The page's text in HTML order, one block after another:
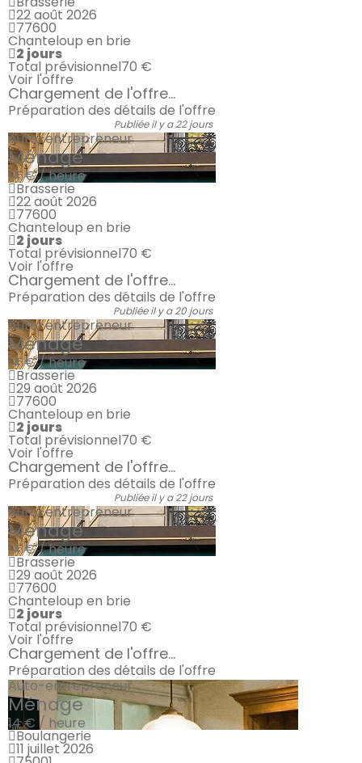
22 août 2026
77600
Chanteloup en brie
2 jours
Total prévisionnel70 €
Voir l'offre
Chargement de l'offre...
Préparation des détails de l'offre
Publiée il y a 22 jours
Auto-entrepreneur
Ménage
14 € / heure
Brasserie
22 août 2026
77600
Chanteloup en brie
2 jours
Total prévisionnel70 €
Voir l'offre
Chargement de l'offre...
Préparation des détails de l'offre
Publiée il y a 20 jours
Auto-entrepreneur
Ménage
14 € / heure
Brasserie
29 août 2026
77600
Chanteloup en brie
2 jours
Total prévisionnel70 €
Voir l'offre
Chargement de l'offre...
Préparation des détails de l'offre
Publiée il y a 22 jours
Auto-entrepreneur
Ménage
14 € / heure
Brasserie
29 août 2026
77600
Chanteloup en brie
2 jours
Total prévisionnel70 €
Voir l'offre
Chargement de l'offre...
Préparation des détails de l'offre
Auto-entrepreneur
Ménage
14 € / heure
Boulangerie
11 juillet 2026